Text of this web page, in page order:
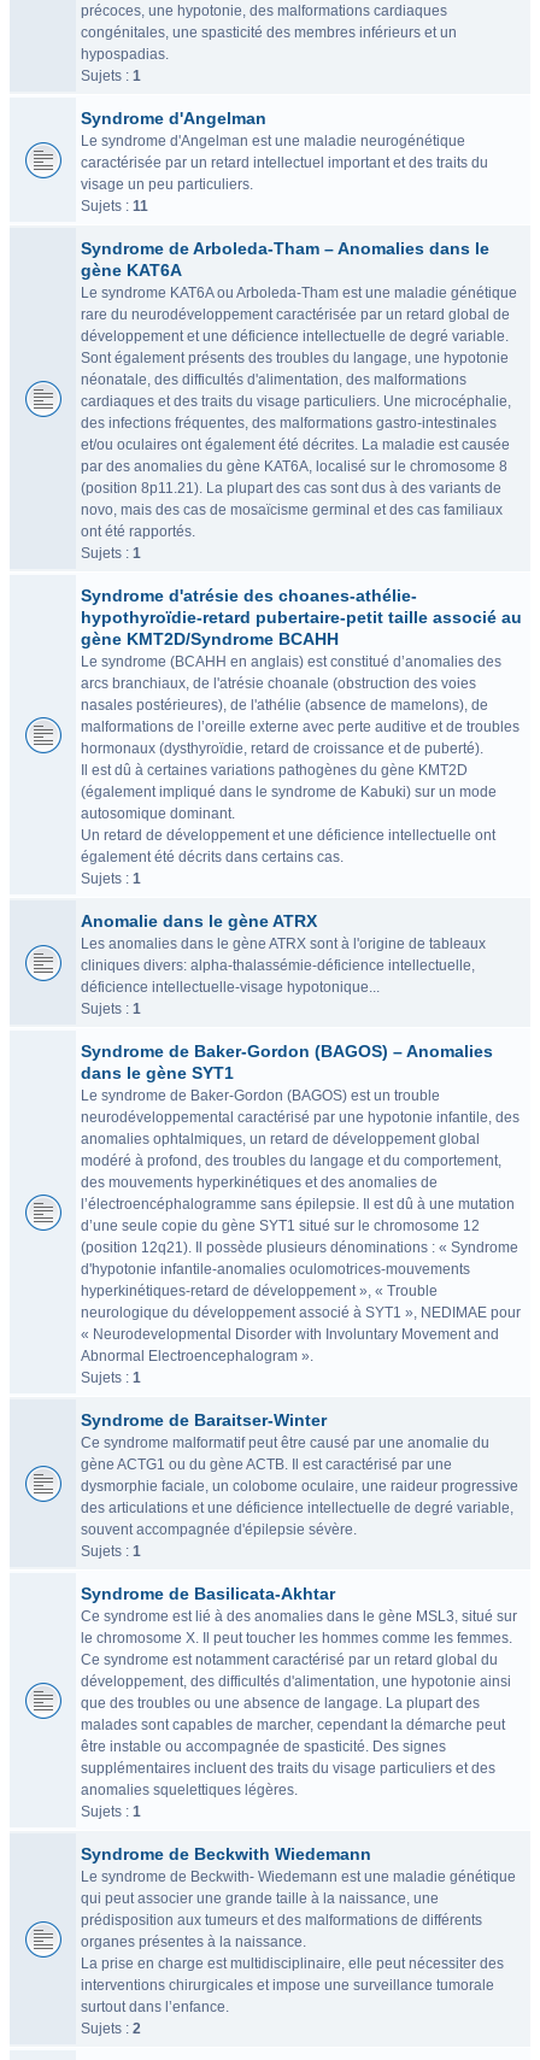
précoces, une hypotonie, des malformations cardiaques
congénitales, une spasticité des membres inférieurs et un
hypospadias.
Sujets : 1
Syndrome d'Angelman
Le syndrome d'Angelman est une maladie neurogénétique
caractérisée par un retard intellectuel important et des traits du
visage un peu particuliers.
Sujets : 11
Syndrome de Arboleda-Tham – Anomalies dans le
gène KAT6A
Le syndrome KAT6A ou Arboleda-Tham est une maladie génétique
rare du neurodéveloppement caractérisée par un retard global de
développement et une déficience intellectuelle de degré variable.
Sont également présents des troubles du langage, une hypotonie
néonatale, des difficultés d'alimentation, des malformations
cardiaques et des traits du visage particuliers. Une microcéphalie,
des infections fréquentes, des malformations gastro-intestinales
et/ou oculaires ont également été décrites. La maladie est causée
par des anomalies du gène KAT6A, localisé sur le chromosome 8
(position 8p11.21). La plupart des cas sont dus à des variants de
novo, mais des cas de mosaïcisme germinal et des cas familiaux
ont été rapportés.
Sujets : 1
Syndrome d'atrésie des choanes-athélie-
hypothyroïdie-retard pubertaire-petit taille associé au
gène KMT2D/Syndrome BCAHH
Le syndrome (BCAHH en anglais) est constitué d’anomalies des
arcs branchiaux, de l'atrésie choanale (obstruction des voies
nasales postérieures), de l'athélie (absence de mamelons), de
malformations de l’oreille externe avec perte auditive et de troubles
hormonaux (dysthyroïdie, retard de croissance et de puberté).
Il est dû à certaines variations pathogènes du gène KMT2D
(également impliqué dans le syndrome de Kabuki) sur un mode
autosomique dominant.
Un retard de développement et une déficience intellectuelle ont
également été décrits dans certains cas.
Sujets : 1
Anomalie dans le gène ATRX
Les anomalies dans le gène ATRX sont à l'origine de tableaux
cliniques divers: alpha-thalassémie-déficience intellectuelle,
déficience intellectuelle-visage hypotonique...
Sujets : 1
Syndrome de Baker-Gordon (BAGOS) – Anomalies
dans le gène SYT1
Le syndrome de Baker-Gordon (BAGOS) est un trouble
neurodéveloppemental caractérisé par une hypotonie infantile, des
anomalies ophtalmiques, un retard de développement global
modéré à profond, des troubles du langage et du comportement,
des mouvements hyperkinétiques et des anomalies de
l’électroencéphalogramme sans épilepsie. Il est dû à une mutation
d’une seule copie du gène SYT1 situé sur le chromosome 12
(position 12q21). Il possède plusieurs dénominations : « Syndrome
d'hypotonie infantile-anomalies oculomotrices-mouvements
hyperkinétiques-retard de développement », « Trouble
neurologique du développement associé à SYT1 », NEDIMAE pour
« Neurodevelopmental Disorder with Involuntary Movement and
Abnormal Electroencephalogram ».
Sujets : 1
Syndrome de Baraitser-Winter
Ce syndrome malformatif peut être causé par une anomalie du
gène ACTG1 ou du gène ACTB. Il est caractérisé par une
dysmorphie faciale, un colobome oculaire, une raideur progressive
des articulations et une déficience intellectuelle de degré variable,
souvent accompagnée d'épilepsie sévère.
Sujets : 1
Syndrome de Basilicata-Akhtar
Ce syndrome est lié à des anomalies dans le gène MSL3, situé sur
le chromosome X. Il peut toucher les hommes comme les femmes.
Ce syndrome est notamment caractérisé par un retard global du
développement, des difficultés d'alimentation, une hypotonie ainsi
que des troubles ou une absence de langage. La plupart des
malades sont capables de marcher, cependant la démarche peut
être instable ou accompagnée de spasticité. Des signes
supplémentaires incluent des traits du visage particuliers et des
anomalies squelettiques légères.
Sujets : 1
Syndrome de Beckwith Wiedemann
Le syndrome de Beckwith- Wiedemann est une maladie génétique
qui peut associer une grande taille à la naissance, une
prédisposition aux tumeurs et des malformations de différents
organes présentes à la naissance.
La prise en charge est multidisciplinaire, elle peut nécessiter des
interventions chirurgicales et impose une surveillance tumorale
surtout dans l’enfance.
Sujets : 2